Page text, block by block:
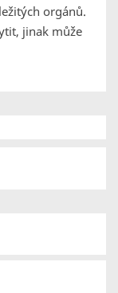
orgánů.
jinak může